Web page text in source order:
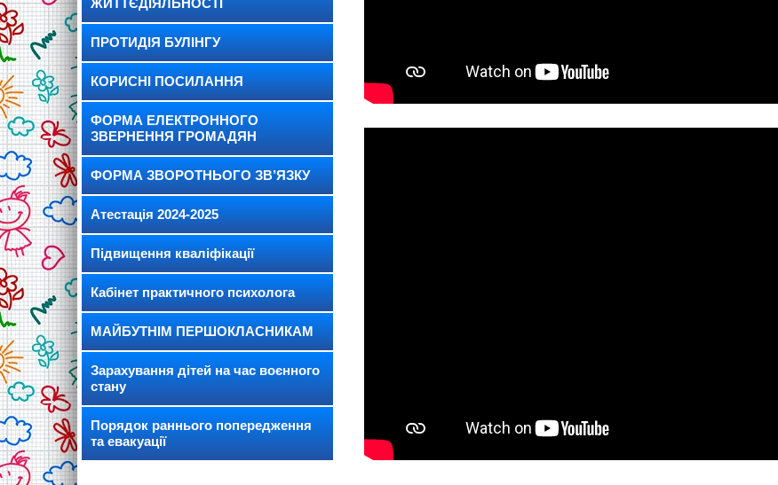
ЖИТТЄДІЯЛЬНОСТІ
ПРОТИДІЯ БУЛІНГУ
КОРИСНІ ПОСИЛАННЯ
ФОРМА ЕЛЕКТРОННОГО
ЗВЕРНЕННЯ ГРОМАДЯН
ФОРМА ЗВОРОТНЬОГО ЗВ’ЯЗКУ
Атестація 2024-2025
Підвищення кваліфікації
Кабінет практичного психолога
МАЙБУТНІМ ПЕРШОКЛАСНИКАМ
Зарахування дітей на час воєнного
стану
Порядок раннього попередження
та евакуації